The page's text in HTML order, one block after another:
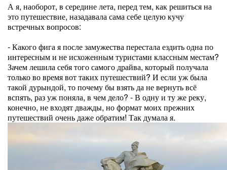
А я, наоборот, в середине лета, перед тем, как решиться на
это путешествие, назадавала сама себе целую кучу
встречных вопросов:
- Какого фига я после замужества перестала ездить одна по
интересным и не исхоженным туристами классным местам?
Зачем лешила себя того самого драйва, который получала
только во время вот таких путешествий? И если уж была
такой дурындой, то почему бы взять да не вернуть всё
вспять, раз уж поняла, в чем дело? - В одну и ту же реку,
конечно, не входят дважды, но формат моих прежних
путешествий очень даже обратим! Так думала я.